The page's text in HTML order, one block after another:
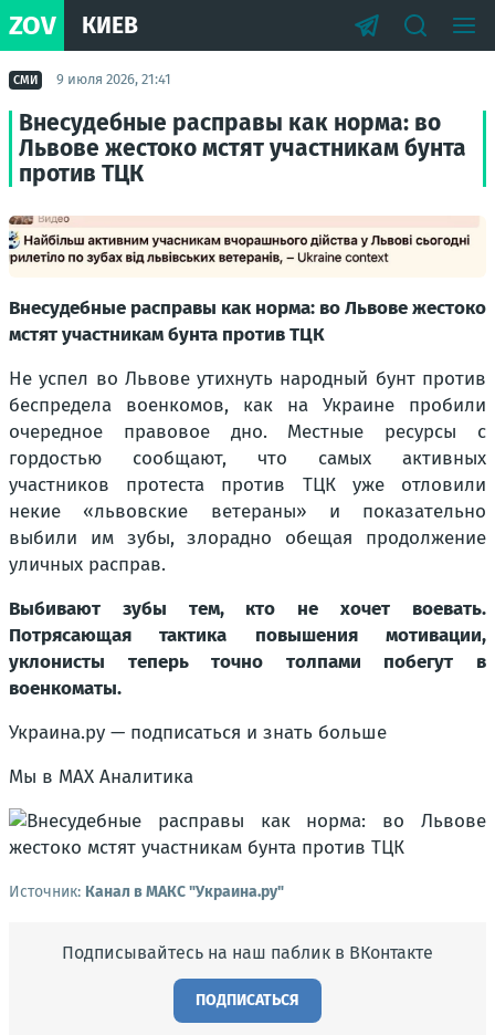
ZOV КИЕВ
СМИ 9 июля 2026, 21:41
Внесудебные расправы как норма: во
Львове жестоко мстят участникам бунта
против ТЦК
Внесудебные расправы как норма: во Львове жестоко
мстят участникам бунта против ТЦК
Не успел во Львове утихнуть народный бунт против
беспредела военкомов, как на Украине пробили
очередное правовое дно. Местные ресурсы с
гордостью сообщают, что самых активных
участников протеста против ТЦК уже отловили
некие «львовские ветераны» и показательно
выбили им зубы, злорадно обещая продолжение
уличных расправ.
Выбивают зубы тем, кто не хочет воевать.
Потрясающая тактика повышения мотивации,
уклонисты теперь точно толпами побегут в
военкоматы.
Украина.ру — подписаться и знать больше
Мы в MAX Аналитика
Источник: Канал в МАКС "Украина.ру"
Подписывайтесь на наш паблик в ВКонтакте
ПОДПИСАТЬСЯ